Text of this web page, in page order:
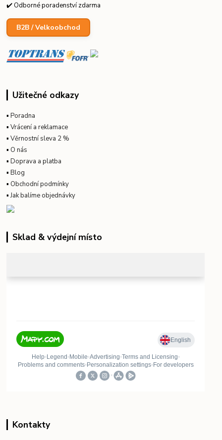
✔️ Odborné poradenství zdarma
B2B / Velkoobchod
Užitečné odkazy
▪Poradna
▪Vrácení a reklamace
▪Věrnostní sleva 2 %
▪ O nás
▪Doprava a platba
▪Blog
▪ Obchodní podmínky
▪Jak balíme objednávky
Sklad & výdejní místo
Kontakty